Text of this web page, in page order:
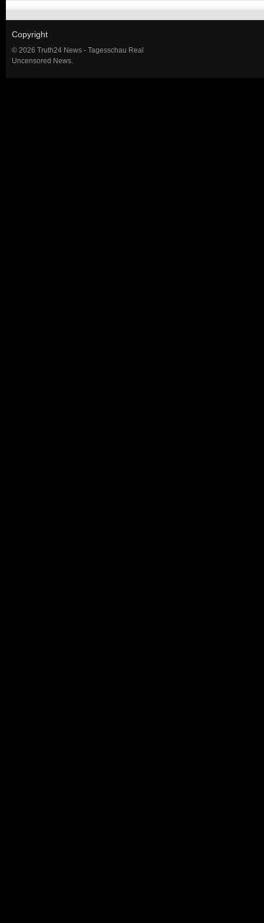
Copyright
© 2026 Truth24 News - Tagesschau Real
Uncensored News.